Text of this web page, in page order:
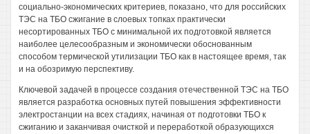
социально-экономических критериев, показано, что для российских
ТЭС на ТБО сжигание в слоевых топках практически
несортированных ТБО с минимальной их подготовкой является
наиболее целесообразным и экономически обоснованным
способом термической утилизации ТБО как в настоящее время, так
и на обозримую перспективу.
Ключевой задачей в процессе создания отечественной ТЭС на ТБО
является разработка основных путей повышения эффективности
электростанции на всех стадиях, начиная от подготовки ТБО к
сжиганию и заканчивая очисткой и переработкой образующихся